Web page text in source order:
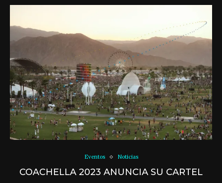
Eventos Noticias
COACHELLA 2023 ANUNCIA SU CARTEL